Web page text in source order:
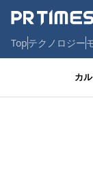
Topテクノロジー
カ